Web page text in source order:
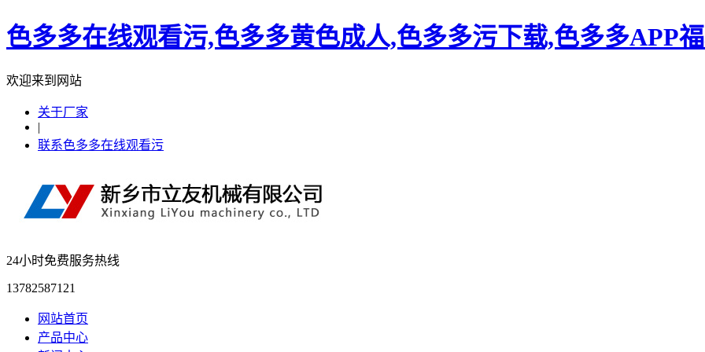
色多多在线观看污,色多多黄色成人,色多多污下载,色多多APP
欢迎来到网站
关于厂家
|
联系色多多在线观看污
24小时免费服务热线
13782587121
网站首页
产品中心